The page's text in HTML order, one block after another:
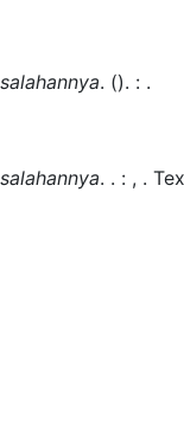
. (). : .
. . : , .